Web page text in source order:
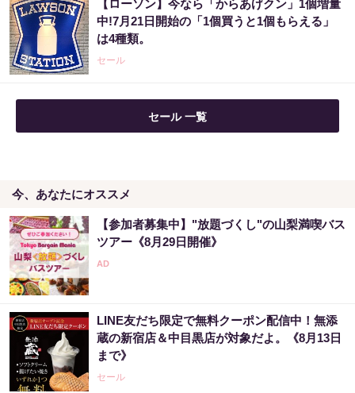
玄関に〇〇置いてる人は金運落ちてます…金
運を上げる方法とは
PR（合同会社デジタルファーム ）
【ローソン】今なら「からあげクン」1個増量
中!7月21日開始の「1個買うと1個もらえる」
は4種類。
セール
セール 一覧
今、あなたにオススメ
【参加者募集中】"放題づくし"の山梨満喫バス
ツアー《8月29日開催》
LINE友だち限定で無料クーポン配信中！無添
蔵の新宿店＆中目黒店が対象だよ。《8月13日
まで》
セール